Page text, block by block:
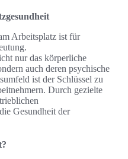
Arbeitsplatz ist für
nur das körperliche
auch deren psychische
ist der Schlüssel zu
Durch gezielte
Gesundheit der